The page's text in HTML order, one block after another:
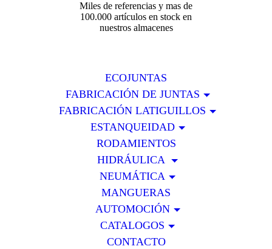
Miles de referencias y mas de
100.000 artículos en stock en
nuestros almacenes
ECOJUNTAS
FABRICACIÓN DE JUNTAS
FABRICACIÓN LATIGUILLOS
ESTANQUEIDAD
RODAMIENTOS
HIDRÁULICA
NEUMÁTICA
MANGUERAS
AUTOMOCIÓN
CATALOGOS
CONTACTO